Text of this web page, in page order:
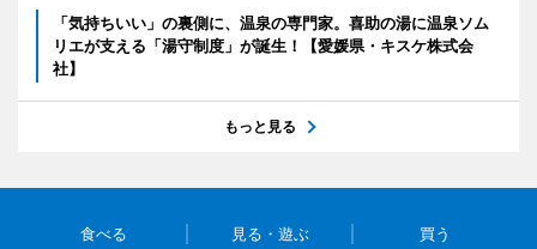
「気持ちいい」の裏側に、温泉の専門家。喜助の湯に温泉ソム
リエが支える「湯守制度」が誕生！【愛媛県・キスケ株式会
社】
もっと見る
食べる 見る・遊ぶ 買う